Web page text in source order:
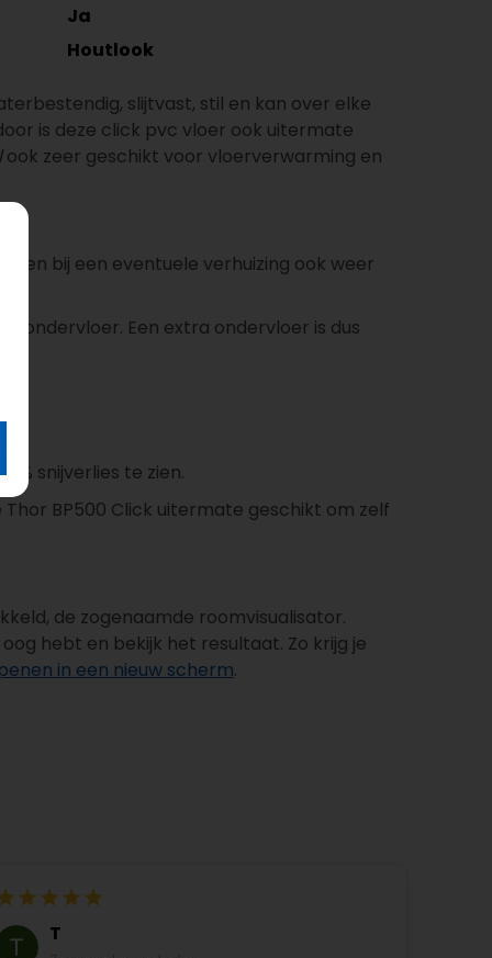
Ja
Houtlook
slijtvast, stil en kan over elke
is deze click pvc vloer ook uitermate
ook zeer geschikt voor vloerverwarming en
en bij een eventuele verhuizing ook weer
ondervloer. Een extra ondervloer is dus
snijverlies te zien.
BP500 Click uitermate geschikt om zelf
de zogenaamde roomvisualisator.
hebt en bekijk het resultaat. Zo krijg je
in een nieuw scherm.
T